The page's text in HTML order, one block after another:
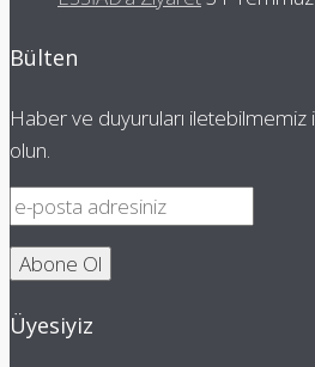
Bülten
Haber ve duyuruları iletebilmemiz
olun.
Üyesiyiz